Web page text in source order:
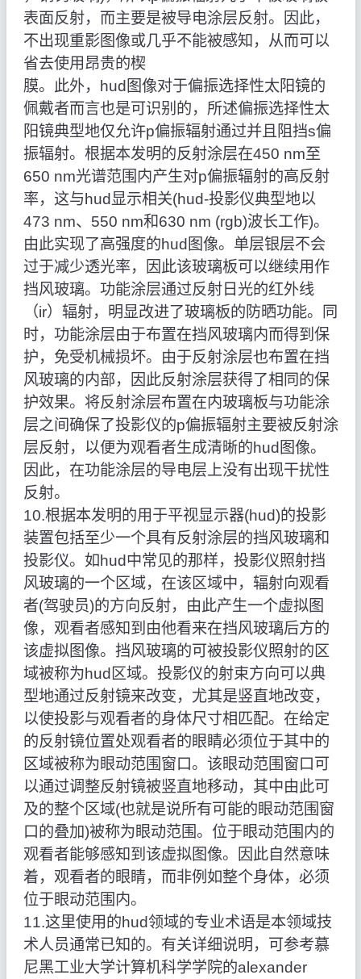
表面反射，而主要是被导电涂层反射。因此，
不出现重影图像或几乎不能被感知，从而可以
省去使用昂贵的楔
膜。此外，hud图像对于偏振选择性太阳镜的
佩戴者而言也是可识别的，所述偏振选择性太
阳镜典型地仅允许p偏振辐射通过并且阻挡s偏
振辐射。根据本发明的反射涂层在450 nm至
650 nm光谱范围内产生对p偏振辐射的高反射
率，这与hud显示相关(hud-投影仪典型地以
473 nm、550 nm和630 nm (rgb)波长工作)。
由此实现了高强度的hud图像。单层银层不会
过于减少透光率，因此该玻璃板可以继续用作
挡风玻璃。功能涂层通过反射日光的红外线
（ir）辐射，明显改进了玻璃板的防晒功能。同
时，功能涂层由于布置在挡风玻璃内而得到保
护，免受机械损坏。由于反射涂层也布置在挡
风玻璃的内部，因此反射涂层获得了相同的保
护效果。将反射涂层布置在内玻璃板与功能涂
层之间确保了投影仪的p偏振辐射主要被反射涂
层反射，以便为观看者生成清晰的hud图像。
因此，在功能涂层的导电层上没有出现干扰性
反射。
10.根据本发明的用于平视显示器(hud)的投影
装置包括至少一个具有反射涂层的挡风玻璃和
投影仪。如hud中常见的那样，投影仪照射挡
风玻璃的一个区域，在该区域中，辐射向观看
者(驾驶员)的方向反射，由此产生一个虚拟图
像，观看者感知到由他看来在挡风玻璃后方的
该虚拟图像。挡风玻璃的可被投影仪照射的区
域被称为hud区域。投影仪的射束方向可以典
型地通过反射镜来改变，尤其是竖直地改变，
以使投影与观看者的身体尺寸相匹配。在给定
的反射镜位置处观看者的眼睛必须位于其中的
区域被称为眼动范围窗口。该眼动范围窗口可
以通过调整反射镜被竖直地移动，其中由此可
及的整个区域(也就是说所有可能的眼动范围窗
口的叠加)被称为眼动范围。位于眼动范围内的
观看者能够感知到该虚拟图像。因此自然意味
着，观看者的眼睛，而非例如整个身体，必须
位于眼动范围内。
11.这里使用的hud领域的专业术语是本领域技
术人员通常已知的。有关详细说明，可参考慕
尼黑工业大学计算机科学学院的alexander